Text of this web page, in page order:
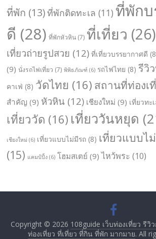
ที่พัก (13)ที่พักติดทะเล (11) ที่พักบ
ดี (28) ที่พักหัวหิน (7) ที่เที่ยว (26)
เที่ยวถ่ายรูปสวย (12) ที่เที่ยวบรรยากาศดี
(9) นั่งรถไฟเที่ยว (7) พิพิธภัณฑ์ (6) รถไฟไทย (8) รีวิ
คาเฟ่ (8) วัดไทย (16) สถานที่ท่องเ
สำคัญ (9) หัวหิน (12) เชียงใหม่ (9) เที่ยวทะ
เที่ยววัด (16) เที่ยววันหยุด
เชียงใหม่ (6) เที่ยวแบบไม่มีรถ (8) เที่ยวแบบไ
(15) แคมป์ปิ้ง (6) โฮมสเตย์ (9) ไหว้พระ (10)
Copyright © 2026 108guide เว็บท่องเที่ยว รี
ท่องเที่ยว ที่เที่ยว ที่กิน ที่พัก มากมาย. All